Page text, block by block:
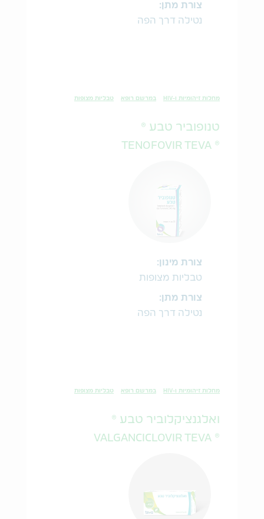
צורת מתן:
נטילה דרך הפה
מחלות זיהומיות ו-HIV במרשם רופא טבליות מצופות
טנופוביר טבע ®
® TENOFOVIR TEVA
צורת מינון:
טבליות מצופות
צורת מתן:
נטילה דרך הפה
מחלות זיהומיות ו-HIV במרשם רופא טבליות מצופות
ואלגנציקלוביר טבע ®
® VALGANCICLOVIR TEVA